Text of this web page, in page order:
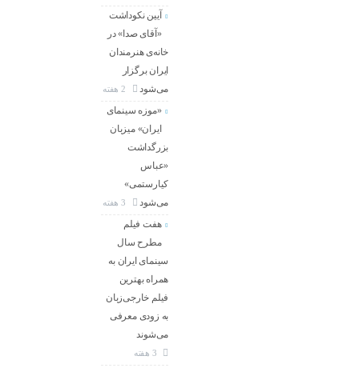
آیین نکوداشت
«آقای صدا» در
خانه‌ی هنرمندان
ایران برگزار
می‌شود
«موزه سینمای
ایران» میزبان
بزرگداشت
«عباس
کیارستمی»
می‌شود
هفت فیلم
مطرح سال
سینمای ایران به
همراه بهترین
فیلم خارجی‌زبان
به زودی معرفی
می‌شوند